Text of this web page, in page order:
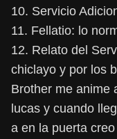
10. Servicio
11. Fellatio: lo
12. Relato del
chiclayo y por los
Brother me anime
lucas y cuando
a en la puerta